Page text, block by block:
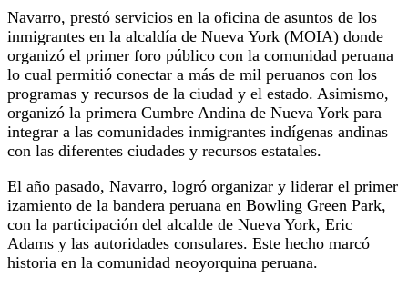
Navarro, prestó servicios en la oficina de asuntos de los
inmigrantes en la alcaldía de Nueva York (MOIA) donde
organizó el primer foro público con la comunidad peruana
lo cual permitió conectar a más de mil peruanos con los
programas y recursos de la ciudad y el estado. Asimismo,
organizó la primera Cumbre Andina de Nueva York para
integrar a las comunidades inmigrantes indígenas andinas
con las diferentes ciudades y recursos estatales.
El año pasado, Navarro, logró organizar y liderar el primer
izamiento de la bandera peruana en Bowling Green Park,
con la participación del alcalde de Nueva York, Eric
Adams y las autoridades consulares. Este hecho marcó
historia en la comunidad neoyorquina peruana.